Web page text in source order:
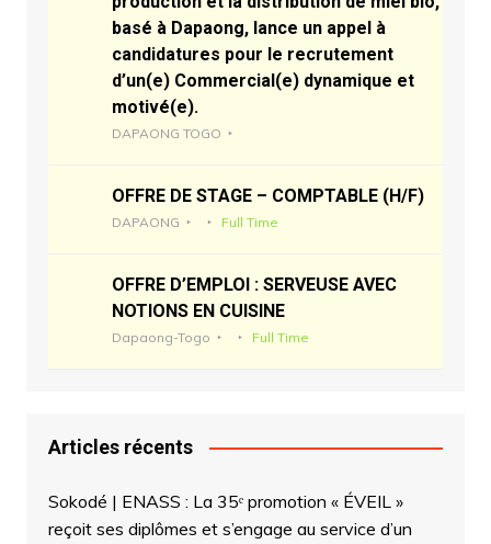
basé à Dapaong, lance un appel à
candidatures pour le recrutement
d’un(e) Commercial(e) dynamique et
motivé(e).
DAPAONG TOGO
OFFRE DE STAGE – COMPTABLE (H/F)
DAPAONG Full Time
OFFRE D’EMPLOI : SERVEUSE AVEC
NOTIONS EN CUISINE
Dapaong-Togo Full Time
Articles récents
Sokodé | ENASS : La 35ᵉ promotion « ÉVEIL »
reçoit ses diplômes et s’engage au service d’un